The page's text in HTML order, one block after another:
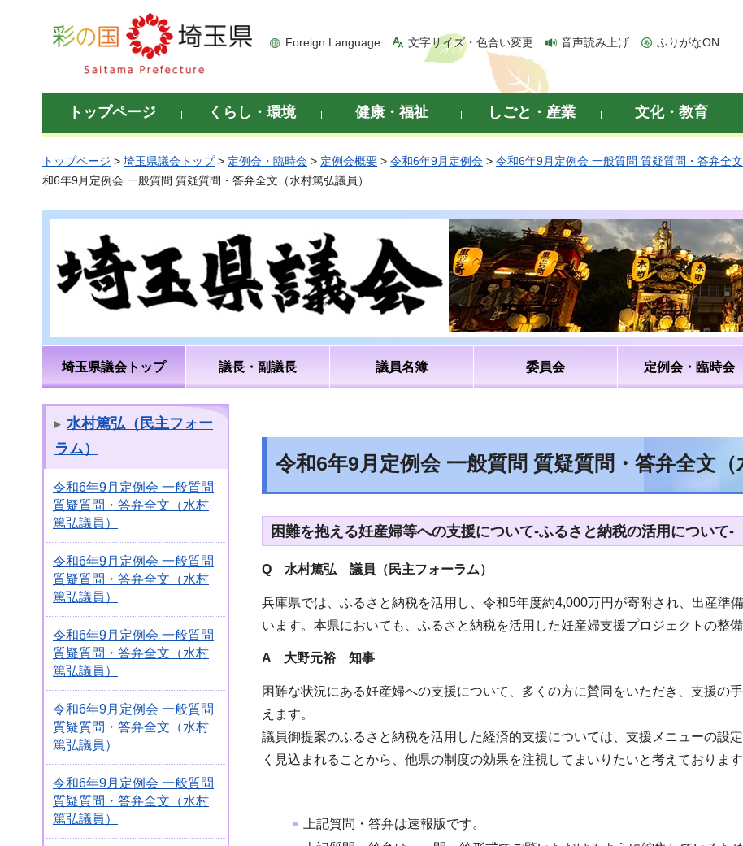
彩の国 埼玉県
Foreign Language 文字サイズ・色合い変更 音声読み上げ ふりがなON
トップページ くらし・環境 健康・福祉 しごと・産業 文化・教育
トップページ > 埼玉県議会トップ> 定例会・臨時会 > 定例会概要 > 令和6年9月定例会 > 令和6年9月定例会 一般質問 質疑質問・答弁全文
和6年9月定例会 一般質問 質疑質問・答弁全文（水村篤弘議員）
埼玉県議会トップ 議長・副議長 議員名簿 委員会 定例会・臨時会
水村篤弘（民主フォー
ラム）
令和6年9月定例会 一般質問
質疑質問・答弁全文（水村
篤弘議員）
令和6年9月定例会 一般質問
質疑質問・答弁全文（水村
篤弘議員）
令和6年9月定例会 一般質問
質疑質問・答弁全文（水村
篤弘議員）
令和6年9月定例会 一般質問
質疑質問・答弁全文（水村
篤弘議員）
令和6年9月定例会 一般質問
質疑質問・答弁全文（水村
篤弘議員）
令和6年9月定例会 一般質問 質疑質問・答弁全文（
困難を抱える妊産婦等への支援について-ふるさと納税の活用について-
Q 水村篤弘 議員（民主フォーラム）
兵庫県では、ふるさと納税を活用し、令和5年度約4,000万円が寄附され、出産準
います。本県においても、ふるさと納税を活用した妊産婦支援プロジェクトの整
A 大野元裕 知事
困難な状況にある妊産婦への支援について、多くの方に賛同をいただき、支援の
えます。
議員御提案のふるさと納税を活用した経済的支援については、支援メニューの設
く見込まれることから、他県の制度の効果を注視してまいりたいと考えております
上記質問・答弁は速報版です。